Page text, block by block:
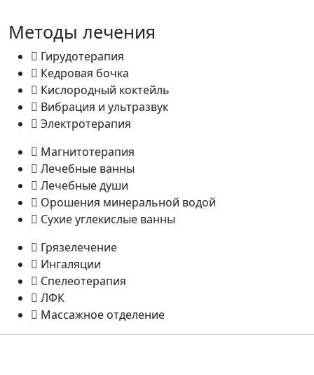
Методы лечения
Гирудотерапия
Кедровая бочка
Кислородный коктейль
Вибрация и ультразвук
Электротерапия
Магнитотерапия
Лечебные ванны
Лечебные души
Орошения минеральной водой
Сухие углекислые ванны
Грязелечение
Ингаляции
Спелеотерапия
ЛФК
Массажное отделение